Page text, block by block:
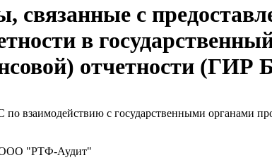
связанные с
в
отчетности (ГИР
взаимодействию с государственными органами
ООО "РТФ-Аудит"